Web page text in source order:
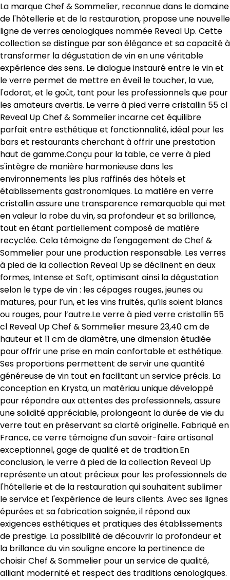
La marque Chef & Sommelier, reconnue dans le domaine
de l'hôtellerie et de la restauration, propose une nouvelle
ligne de verres œnologiques nommée Reveal Up. Cette
collection se distingue par son élégance et sa capacité à
transformer la dégustation de vin en une véritable
expérience des sens. Le dialogue instauré entre le vin et
le verre permet de mettre en éveil le toucher, la vue,
l'odorat, et le goût, tant pour les professionnels que pour
les amateurs avertis. Le verre à pied verre cristallin 55 cl
Reveal Up Chef & Sommelier incarne cet équilibre
parfait entre esthétique et fonctionnalité, idéal pour les
bars et restaurants cherchant à offrir une prestation
haut de gamme.Conçu pour la table, ce verre à pied
s'intègre de manière harmonieuse dans les
environnements les plus raffinés des hôtels et
établissements gastronomiques. La matière en verre
cristallin assure une transparence remarquable qui met
en valeur la robe du vin, sa profondeur et sa brillance,
tout en étant partiellement composé de matière
recyclée. Cela témoigne de l'engagement de Chef &
Sommelier pour une production responsable. Les verres
à pied de la collection Reveal Up se déclinent en deux
formes, Intense et Soft, optimisant ainsi la dégustation
selon le type de vin : les cépages rouges, jeunes ou
matures, pour l’un, et les vins fruités, qu’ils soient blancs
ou rouges, pour l’autre.Le verre à pied verre cristallin 55
cl Reveal Up Chef & Sommelier mesure 23,40 cm de
hauteur et 11 cm de diamètre, une dimension étudiée
pour offrir une prise en main confortable et esthétique.
Ses proportions permettent de servir une quantité
généreuse de vin tout en facilitant un service précis. La
conception en Krysta, un matériau unique développé
pour répondre aux attentes des professionnels, assure
une solidité appréciable, prolongeant la durée de vie du
verre tout en préservant sa clarté originelle. Fabriqué en
France, ce verre témoigne d'un savoir-faire artisanal
exceptionnel, gage de qualité et de tradition.En
conclusion, le verre à pied de la collection Reveal Up
représente un atout précieux pour les professionnels de
l'hôtellerie et de la restauration qui souhaitent sublimer
le service et l'expérience de leurs clients. Avec ses lignes
épurées et sa fabrication soignée, il répond aux
exigences esthétiques et pratiques des établissements
de prestige. La possibilité de découvrir la profondeur et
la brillance du vin souligne encore la pertinence de
choisir Chef & Sommelier pour un service de qualité,
alliant modernité et respect des traditions œnologiques.